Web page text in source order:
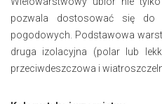
pozwala dostosować się do
pogodowych. Podstawowa
druga izolacyjna (polar lub
przeciwdeszczowa i